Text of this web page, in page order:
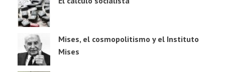
Mises, el cosmopolitismo y el Instituto
Mises